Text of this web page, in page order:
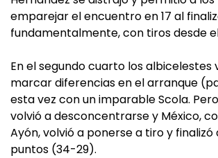
emparejar el encuentro en 17 al
fundamentalmente, con tiros desde
En el segundo cuarto los albicelestes
marcar diferencias en el arranque
esta vez con un imparable Scola.
volvió a desconcentrarse y México,
Ayón, volvió a ponerse a tiro y
puntos (34-29).